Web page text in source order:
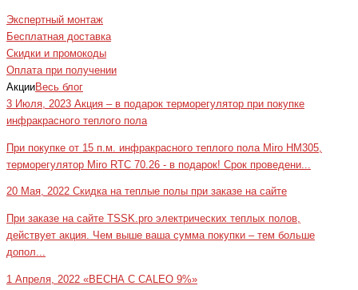
Экспертный монтаж
Бесплатная доставка
Скидки и промокоды
Оплата при получении
АкцииВесь блог
3 Июля, 2023 Акция – в подарок терморегулятор при покупке
инфракрасного теплого пола
При покупке от 15 п.м. инфракрасного теплого пола Miro HM305,
терморегулятор Miro RTC 70.26 - в подарок! Срок проведени...
20 Мая, 2022 Скидка на теплые полы при заказе на сайте
При заказе на сайте TSSK.pro электрических теплых полов,
действует акция. Чем выше ваша сумма покупки – тем больше
допол...
1 Апреля, 2022 «ВЕСНА С CALEO 9%»